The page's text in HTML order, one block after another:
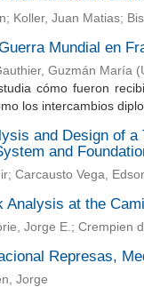
Koller, Juan Matias;
Mundial en
Guzmán María (
cómo fueron
los intercambios
and Design of
and
Carcausto Vega,
Analysis at the
Jorge E.; Crempien
Represas,
Jorge